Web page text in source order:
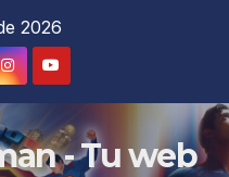
2026
- Tu web